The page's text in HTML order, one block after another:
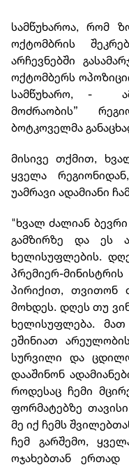
სამწუხაროა, რომ
ოქტომბრის
არჩევნებში
ოქტომბერს
სამწუხარო, -
მოძრაობის”
ბოტკოველმა
მისივე თქმით,
ყველა
უამრავი ადამიანი
"ხვალ ძალიან
გამზირზე და ეს
ხელისუფლების.
პრემიერ-
პირიქით, თვითონ
მოხდეს. დღეს თუ
ხელისუფლება.
ეშინიათ
სურვილი და
დააშინონ
როდესაც ჩემი
ფორმატებზე
მე იქ ჩემს
ჩემ გარშემო,
ოჯახებთან